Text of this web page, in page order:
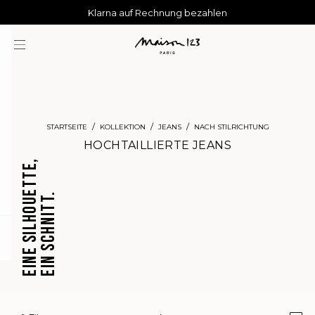
Kostenlose Lieferung nach Hause ab 150 €
AGUA : Entdecken Sie unsere neue Kollektion
Klarna auf Rechnung bezahlen
STARTSEITE KOLLEKTION JEANS NACH STILRICHTUNG
HOCHTAILLIERTE JEANS
EINE SILHOUETTE,EIN SCHNITT.